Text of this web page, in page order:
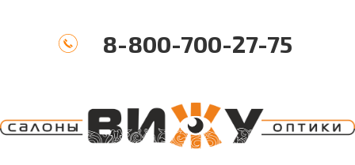
8-800-700-27-75